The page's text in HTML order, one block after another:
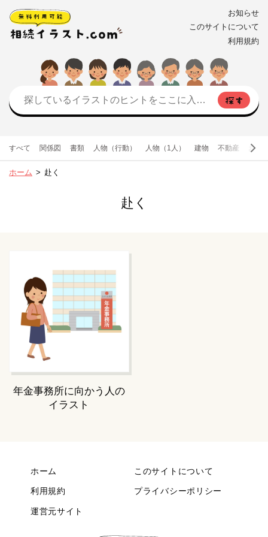
お知らせ
このサイトについて
利用規約
すべて 関係図 書類 人物（行動） 人物（1人） 建物 不動産 お金
赴く
ホーム 赴く
年金事務所に向かう人の
イラスト
ホーム このサイトについて
利用規約 プライバシーポリシー
運営元サイト